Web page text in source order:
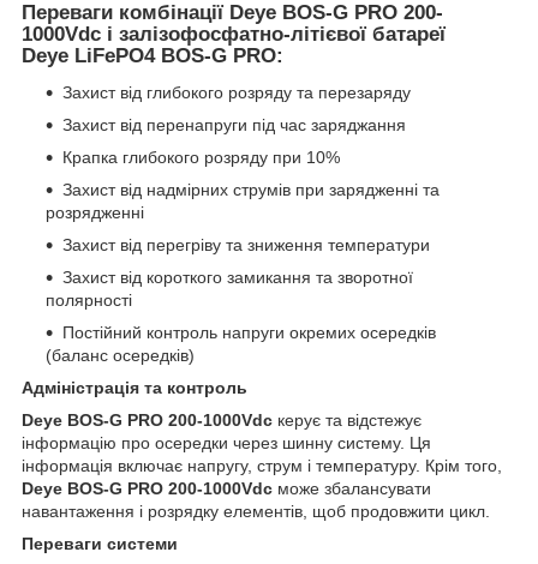
Переваги комбінації Deye BOS-G PRO 200-
1000Vdc і залізофосфатно-літієвої батареї
Deye LiFePO4 BOS-G PRO:
Захист від глибокого розряду та перезаряду
Захист від перенапруги під час заряджання
Крапка глибокого розряду при 10%
Захист від надмірних струмів при зарядженні та
розрядженні
Захист від перегріву та зниження температури
Захист від короткого замикання та зворотної
полярності
Постійний контроль напруги окремих осередків
(баланс осередків)
Адміністрація та контроль
Deye BOS-G PRO 200-1000Vdc керує та відстежує
інформацію про осередки через шинну систему. Ця
інформація включає напругу, струм і температуру. Крім того,
Deye BOS-G PRO 200-1000Vdc може збалансувати
навантаження і розрядку елементів, щоб продовжити цикл.
Переваги системи